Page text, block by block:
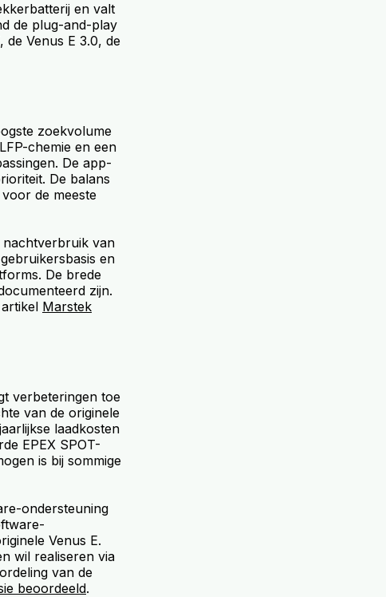
en valt
de plug-and-play
Venus E 3.0, de
zoekvolume
chemie en een
De app-
De balans
de meeste
nachtverbruik van
en
De brede
zijn.
Marstek
verbeteringen toe
van de originele
laadkosten
EPEX SPOT-
is bij sommige
ondersteuning
Venus E.
wil realiseren via
van de
beoordeeld.